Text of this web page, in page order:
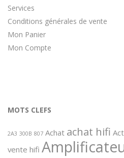
Services
Conditions générales de vente
Mon Panier
Mon Compte
MOTS CLEFS
2A3 300B 807 Achat achat hifi
vente hifi